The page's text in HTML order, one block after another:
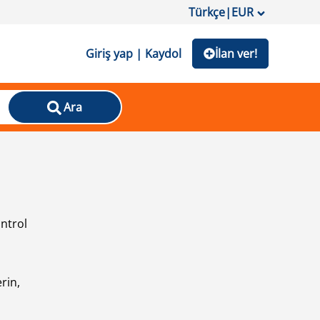
Türkçe|EUR
Giriş yap | Kaydol İlan ver!
Ara